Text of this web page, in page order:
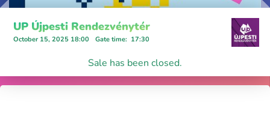
UP Újpesti Rendezvénytér
October 15, 2025 18:00 Gate time: 17:30
Sale has been closed.